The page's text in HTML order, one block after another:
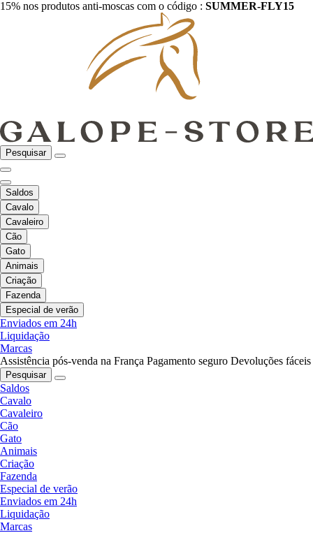
15% nos produtos anti-moscas com o código : SUMMER-FLY15
Pesquisar
Saldos
Cavalo
Cavaleiro
Cão
Gato
Animais
Criação
Fazenda
Especial de verão
Enviados em 24h
Liquidação
Marcas
Assistência pós-venda na França Pagamento seguro Devoluções fáceis
Pesquisar
Saldos
Cavalo
Cavaleiro
Cão
Gato
Animais
Criação
Fazenda
Especial de verão
Enviados em 24h
Liquidação
Marcas